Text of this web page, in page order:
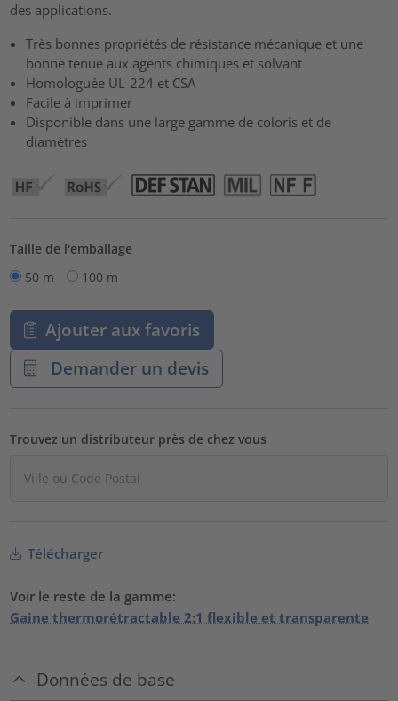
des applications.
Très bonnes propriétés de résistance mécanique et une
bonne tenue aux agents chimiques et solvant
Homologuée UL-224 et CSA
Facile à imprimer
Disponible dans une large gamme de coloris et de
diamètres
Taille de l'emballage
50 m
100 m
Ajouter aux favoris
Demander un devis
Trouvez un distributeur près de chez vous
Télécharger
Voir le reste de la gamme:
Gaine thermorétractable 2:1 flexible et transparente
Données de base